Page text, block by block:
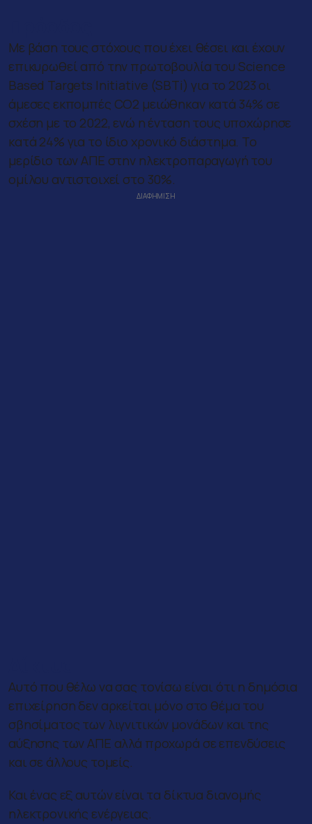
Με βάση τους στόχους που έχει θέσει και έχουν
επικυρωθεί από την πρωτοβουλία του Science
Based Targets Initiative (SBTi) για το 2023 οι
άμεσες εκπομπές CO2 μειώθηκαν κατά 34% σε
σχέση με το 2022, ενώ η ένταση τους υποχώρησε
κατά 24% για το ίδιο χρονικό διάστημα. Το
μερίδιο των ΑΠΕ στην ηλεκτροπαραγωγή του
ομίλου αντιστοιχεί στο 30%.
Αυτό που θέλω να σας τονίσω είναι ότι η δημόσια
επιχείρηση δεν αρκείται μόνο στο θέμα του
σβησίματος των λιγνιτικών μονάδων και της
αύξησης των ΑΠΕ αλλά προχωρά σε επενδύσεις
και σε άλλους τομείς.
Και ένας εξ αυτών είναι τα δίκτυα διανομής
ηλεκτρονικής ενέργειας.